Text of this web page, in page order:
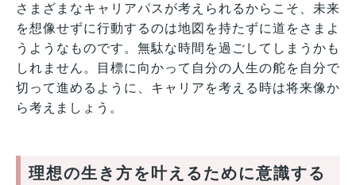
さまざまなキャリアパスが考えられるからこそ、未来
を想像せずに行動するのは地図を持たずに道をさまよ
うようなものです。無駄な時間を過ごしてしまうかも
しれません。目標に向かって自分の人生の舵を自分で
切って進めるように、キャリアを考える時は将来像か
ら考えましょう。
理想の生き方を叶えるために意識する